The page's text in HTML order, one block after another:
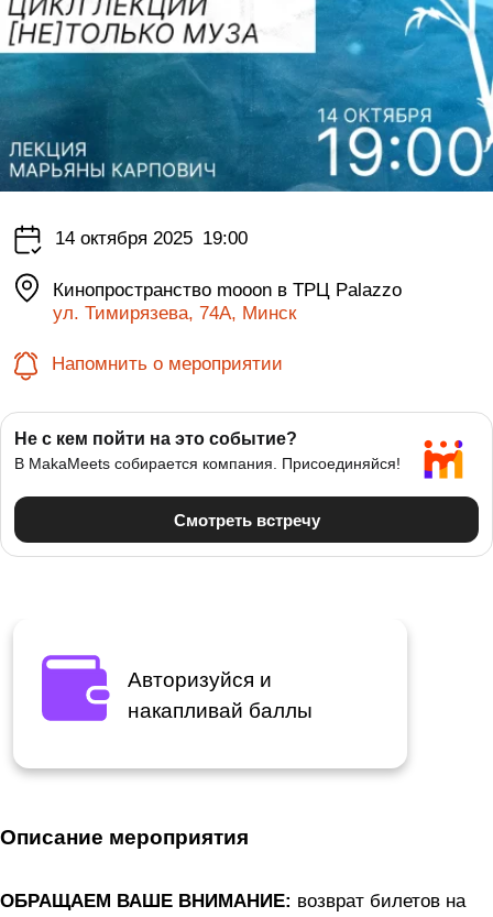
14 октября 2025 19:00
Кинопространство mooon в ТРЦ Palazzo
ул. Тимирязева, 74А, Минск
Напомнить о мероприятии
Авторизуйся и
накапливай баллы
Описание мероприятия
ОБРАЩАЕМ ВАШЕ ВНИМАНИЕ: возврат билетов на